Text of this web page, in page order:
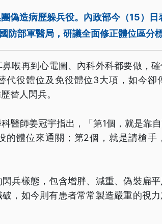
偽造病歷躲兵役。內政部今（15）
防部軍醫局，研議全面修正體位區分標
喉再到心電圖、內科外科都要做，
代役體位及免役體位3大項，如今卻
替人閃兵。
醫師姜冠宇指出，「第1個，就是靠
的體位來通關；第2個，就是請槍手
兵樣態，包含增胖、減重、偽裝扁
，如今則有患者常常製造嚴重的視